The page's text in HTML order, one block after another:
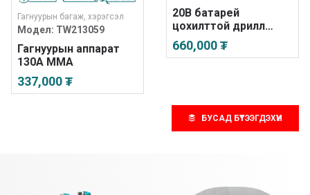
Гагнуурын багаж, хэрэгсэл
Модел: TW213059
Гагнуурын аппарат
130А MMA
337,000 ₮
20В батарей
цохилттой дрилл
28мм
660,000 ₮
БУСАД БҮТЭЭГДЭХҮҮН